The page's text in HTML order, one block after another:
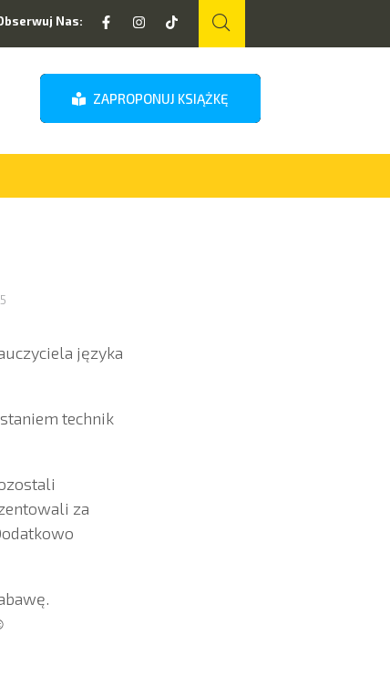
Nas:
ZAPROPONUJ KSIĄŻKĘ
języka
technik
za